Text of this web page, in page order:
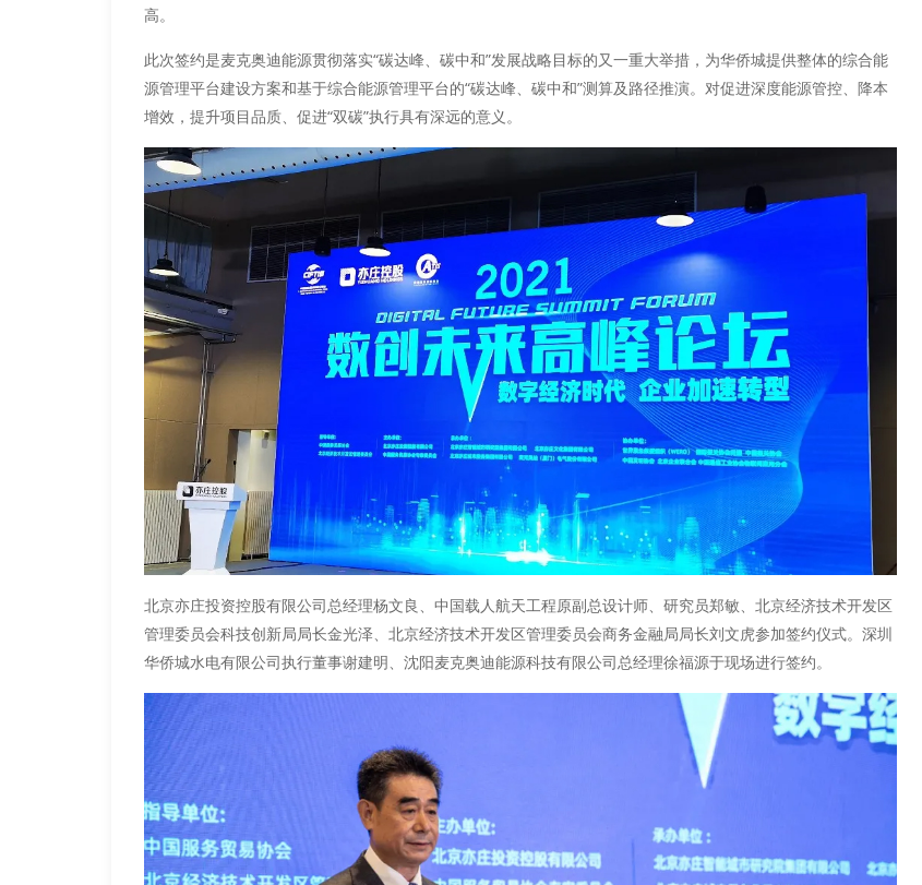
高。
此次签约是麦克奥迪能源贯彻落实“碳达峰、碳中和”发展战略目标的又一重大举措，为华侨城提供整体的综合能
源管理平台建设方案和基于综合能源管理平台的“碳达峰、碳中和”测算及路径推演。对促进深度能源管控、降本
增效，提升项目品质、促进“双碳”执行具有深远的意义。
北京亦庄投资控股有限公司总经理杨文良、中国载人航天工程原副总设计师、研究员郑敏、北京经济技术开发区
管理委员会科技创新局局长金光泽、北京经济技术开发区管理委员会商务金融局局长刘文虎参加签约仪式。深圳
华侨城水电有限公司执行董事谢建明、沈阳麦克奥迪能源科技有限公司总经理徐福源于现场进行签约。